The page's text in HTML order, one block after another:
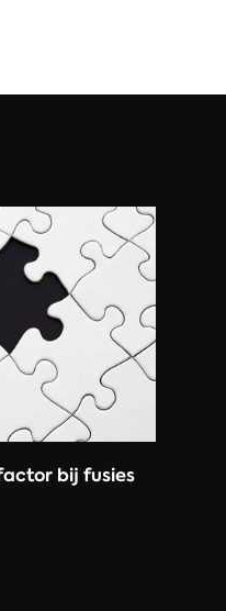
bij fusies